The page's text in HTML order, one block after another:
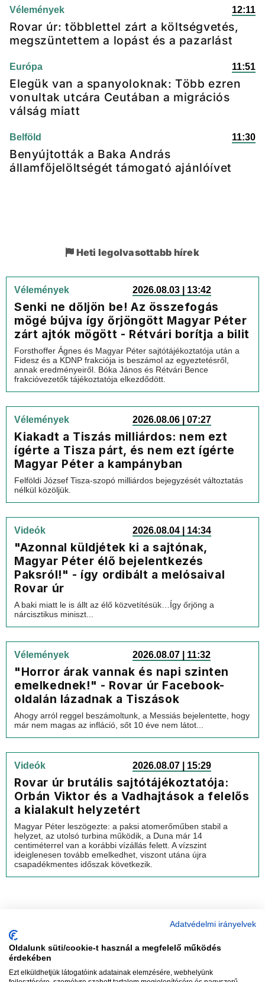
Vélemények 12:11
Rovar úr: többlettel zárt a költségvetés,
megszüntettem a lopást és a pazarlást
Európa 11:51
Elegük van a spanyoloknak: Több ezren
vonultak utcára Ceutában a migrációs
válság miatt
Belföld 11:30
Benyújtották a Baka András
államfőjelöltségét támogató ajánlóívet
Heti legolvasottabb hírek
Vélemények 2026.08.03 | 13:42
Senki ne dőljön be! Az összefogás
mögé bújva így őrjöngött Magyar Péter
zárt ajtók mögött - Rétvári borítja a bilit
Forsthoffer Ágnes és Magyar Péter sajtótájékoztatója után a
Fidesz és a KDNP frakciója is beszámol az egyeztetésről,
annak eredményeiről. Bóka János és Rétvári Bence
frakcióvezetők tájékoztatója elkezdődött.
Vélemények 2026.08.06 | 07:27
Kiakadt a Tiszás milliárdos: nem ezt
ígérte a Tisza párt, és nem ezt ígérte
Magyar Péter a kampányban
Felföldi József Tisza-szopó milliárdos bejegyzését változtatás
nélkül közöljük.
Videók 2026.08.04 | 14:34
"Azonnal küldjétek ki a sajtónak,
Magyar Péter élő bejelentkezés
Paksról!" - így ordibált a melósaival
Rovar úr
A baki miatt le is állt az élő közvetítésük…Így őrjöng a
nárcisztikus miniszt...
Vélemények 2026.08.07 | 11:32
"Horror árak vannak és napi szinten
emelkednek!" - Rovar úr Facebook-
oldalán lázadnak a Tiszások
Ahogy arról reggel beszámoltunk, a Messiás bejelentette, hogy
már nem magas az infláció, sőt 10 éve nem látot...
Videók 2026.08.07 | 15:29
Rovar úr brutális sajtótájékoztatója:
Orbán Viktor és a Vadhajtások a felelős
a kialakult helyzetért
Magyar Péter leszögezte: a paksi atomerőműben stabil a
helyzet, az utolsó turbina működik, a Duna már 14
centiméterrel van a korábbi vízállás felett. A vízszint
ideiglenesen tovább emelkedhet, viszont utána újra
csapadékmentes időszak következik.
Adatvédelmi irányelvek
Oldalunk süti/cookie-t használ a megfelelő működés
érdekében
Ezt elküldhetjük látogatóink adatainak elemzésére, webhelyünk